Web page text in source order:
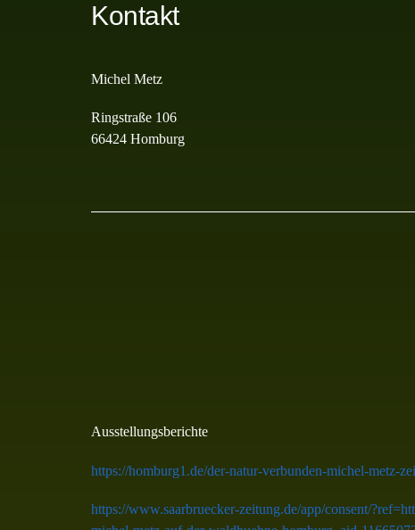
Kontakt
Michel Metz
Ringstraße 106
66424 Homburg
Ausstellungsberichte
https://homburg1.de/der-natur-verbunden-michel-metz-
https://www.saarbruecker-zeitung.de/app/consent/